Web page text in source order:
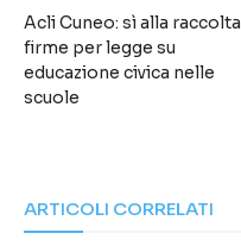
Acli Cuneo: sì alla raccolta
firme per legge su
educazione civica nelle
scuole
ARTICOLI CORRELATI